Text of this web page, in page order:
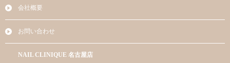
会社概要
お問い合わせ
NAIL CLINIQUE 名古屋店